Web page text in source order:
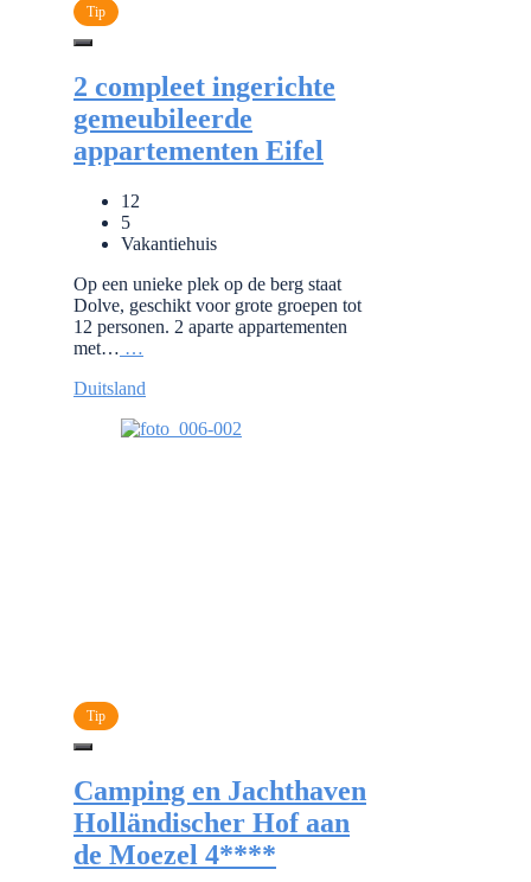
Tip
2 compleet ingerichte
gemeubileerde
appartementen Eifel
12
5
Vakantiehuis
Op een unieke plek op de berg staat
Dolve, geschikt voor grote groepen tot
12 personen. 2 aparte appartementen
met… …
Duitsland
Tip
Camping en Jachthaven
Holländischer Hof aan
de Moezel 4****